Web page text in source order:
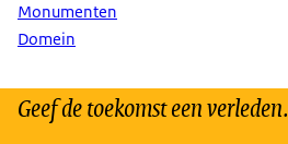
Monumenten
Domein
Geef de toekomst een verleden.